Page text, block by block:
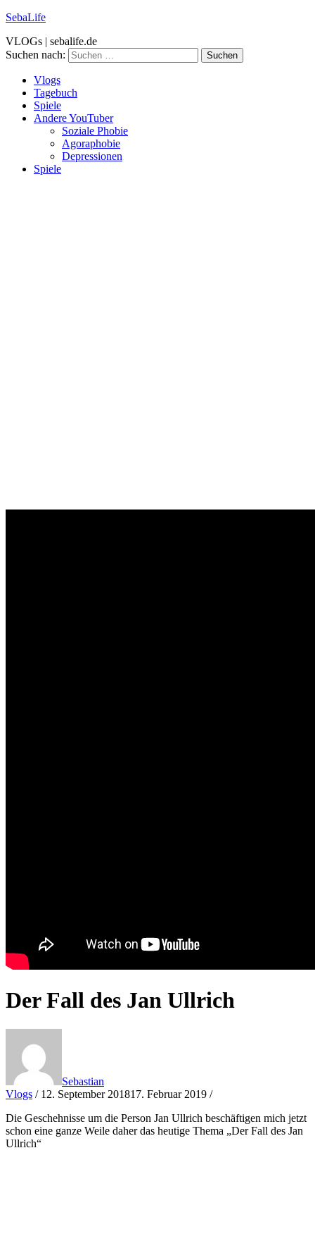
SebaLife
VLOGs | sebalife.de
Suchen nach:
Vlogs
Tagebuch
Spiele
Andere YouTuber
Soziale Phobie
Agoraphobie
Depressionen
Spiele
Der Fall des Jan Ullrich
Sebastian
Vlogs / 12. September 201817. Februar 2019 /
Die Geschehnisse um die Person Jan Ullrich beschäftigen mich jetzt
schon eine ganze Weile daher das heutige Thema „Der Fall des Jan
Ullrich“